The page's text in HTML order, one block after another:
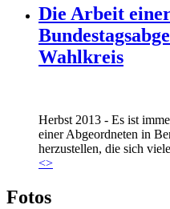
Die Arbeit
Wahlkreis
Herbst 2013 - Es ist
einer Abgeordneten in
herzustellen, die sich
<>
Fotos